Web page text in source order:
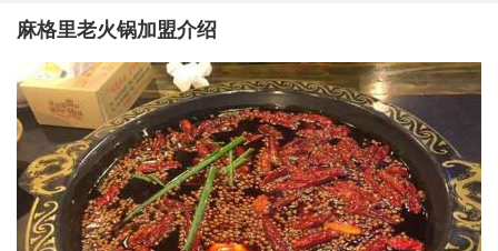
麻格里老火锅加盟介绍